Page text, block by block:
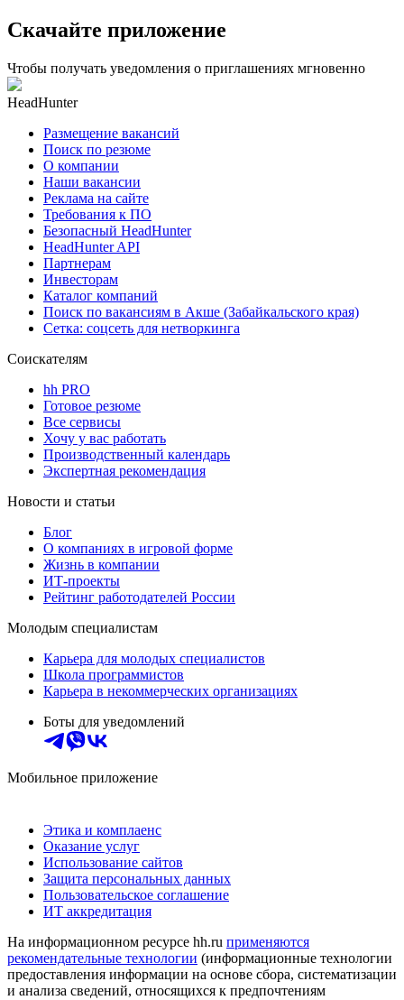
Скачайте приложение
Чтобы получать уведомления о приглашениях мгновенно
HeadHunter
Размещение вакансий
Поиск по резюме
О компании
Наши вакансии
Реклама на сайте
Требования к ПО
Безопасный HeadHunter
HeadHunter API
Партнерам
Инвесторам
Каталог компаний
Поиск по вакансиям в Акше (Забайкальского края)
Сетка: соцсеть для нетворкинга
Соискателям
hh PRO
Готовое резюме
Все сервисы
Хочу у вас работать
Производственный календарь
Экспертная рекомендация
Новости и статьи
Блог
О компаниях в игровой форме
Жизнь в компании
ИТ-проекты
Рейтинг работодателей России
Молодым специалистам
Карьера для молодых специалистов
Школа программистов
Карьера в некоммерческих организациях
Боты для уведомлений
Мобильное приложение
Этика и комплаенс
Оказание услуг
Использование сайтов
Защита персональных данных
Пользовательское соглашение
ИТ аккредитация
На информационном ресурсе hh.ru применяются
рекомендательные технологии (информационные технологии
предоставления информации на основе сбора, систематизации
и анализа сведений, относящихся к предпочтениям